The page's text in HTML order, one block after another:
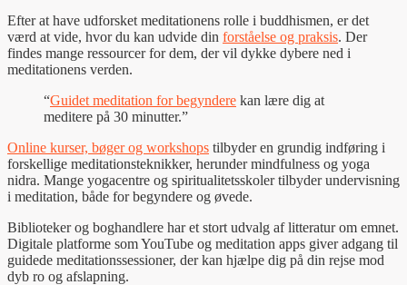
Efter at have udforsket meditationens rolle i buddhismen, er det
værd at vide, hvor du kan udvide din forståelse og praksis. Der
findes mange ressourcer for dem, der vil dykke dybere ned i
meditationens verden.
“Guidet meditation for begyndere kan lære dig at
meditere på 30 minutter.”
Online kurser, bøger og workshops tilbyder en grundig indføring i
forskellige meditationsteknikker, herunder mindfulness og yoga
nidra. Mange yogacentre og spiritualitetsskoler tilbyder undervisning
i meditation, både for begyndere og øvede.
Biblioteker og boghandlere har et stort udvalg af litteratur om emnet.
Digitale platforme som YouTube og meditation apps giver adgang til
guidede meditationssessioner, der kan hjælpe dig på din rejse mod
dyb ro og afslapning.